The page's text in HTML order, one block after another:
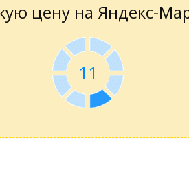
цену на Яндекс-
11